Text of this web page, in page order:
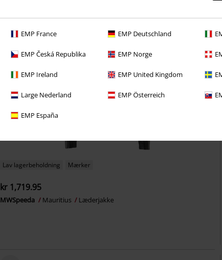
EMP France EMP Deutschland
EMP Česká Republika EMP Norge
EMP Ireland EMP United Kingdom
Large Nederland EMP Österreich
EMP España
Lav lagerbeholdning Mærker
kr 1,719.95
MWSpeeda Mauritius Læderjakke